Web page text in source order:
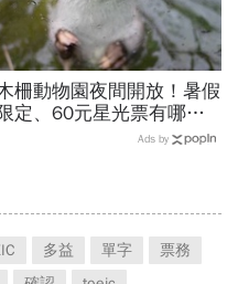
柵動物園夜間開放！暑假
定、60元星光票有哪些
動物可以看？要預約嗎？時
Ads by
多益 單字
票務